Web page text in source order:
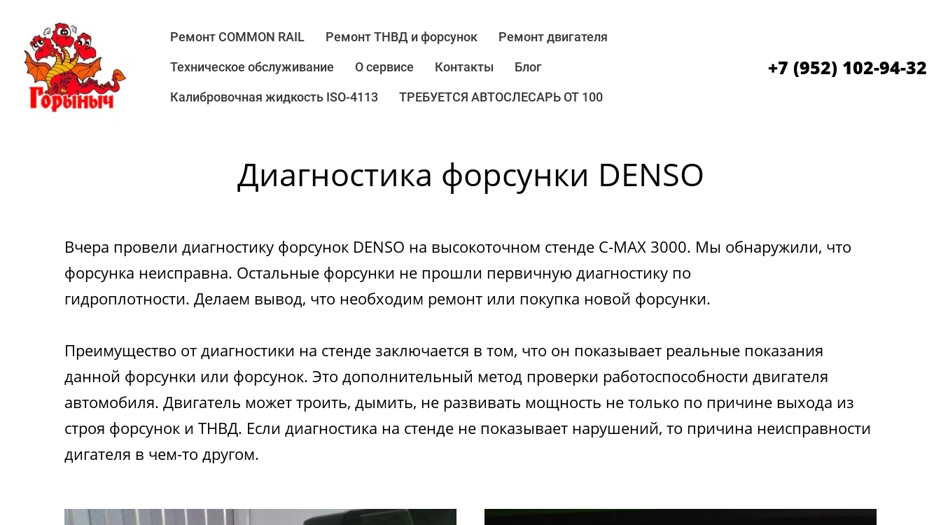
Ремонт COMMON RAIL Ремонт ТНВД и форсунок Ремонт двигателя
Техническое обслуживание О сервисе Контакты Блог
Калибровочная жидкость ISO-4113 ТРЕБУЕТСЯ АВТОСЛЕСАРЬ ОТ 100
+7 (952) 102-94-32
Диагностика форсунки DENSO
Вчера провели диагностику форсунок DENSO на высокоточном стенде C-MAX 3000. Мы обнаружили, что
форсунка неисправна. Остальные форсунки не прошли первичную диагностику по
гидроплотности. Делаем вывод, что необходим ремонт или покупка новой форсунки.
Преимущество от диагностики на стенде заключается в том, что он показывает реальные показания
данной форсунки или форсунок. Это дополнительный метод проверки работоспособности двигателя
автомобиля. Двигатель может троить, дымить, не развивать мощность не только по причине выхода из
строя форсунок и ТНВД. Если диагностика на стенде не показывает нарушений, то причина неисправности
дигателя в чем-то другом.